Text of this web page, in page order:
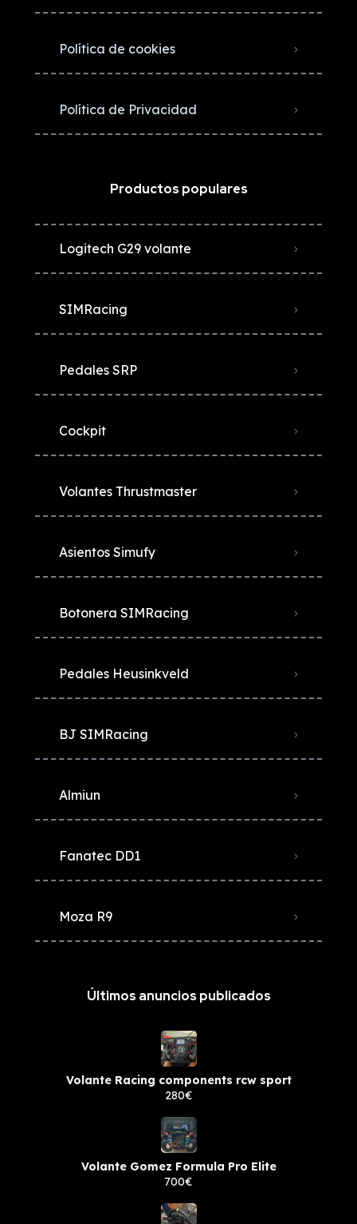
Política de cookies
Política de Privacidad
Productos populares
Logitech G29 volante
SIMRacing
Pedales SRP
Cockpit
Volantes Thrustmaster
Asientos Simufy
Botonera SIMRacing
Pedales Heusinkveld
BJ SIMRacing
Almiun
Fanatec DD1
Moza R9
Últimos anuncios publicados
Volante Racing components rcw sport
280€
Volante Gomez Formula Pro Elite
700€